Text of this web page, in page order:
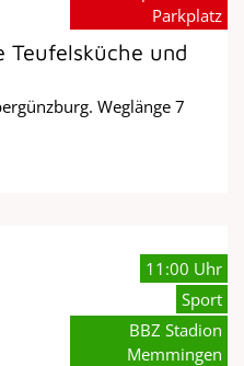
Teufelsküche und
Weglänge 7
Parkplatz
11:00 Uhr
Sport
BBZ Stadion
Memmingen